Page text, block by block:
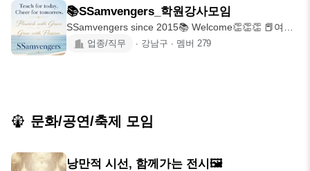
📚SSamvengers_학원강사모임
SSamvengers since 2015📚 Welcome👏👏👏 📕여기
는 다양한 과목의
업종/직무 ∙ 강남구 ∙ 멤버 279
문화/공연/축제 모임
낭만적 시선, 함께가는 전시🖼